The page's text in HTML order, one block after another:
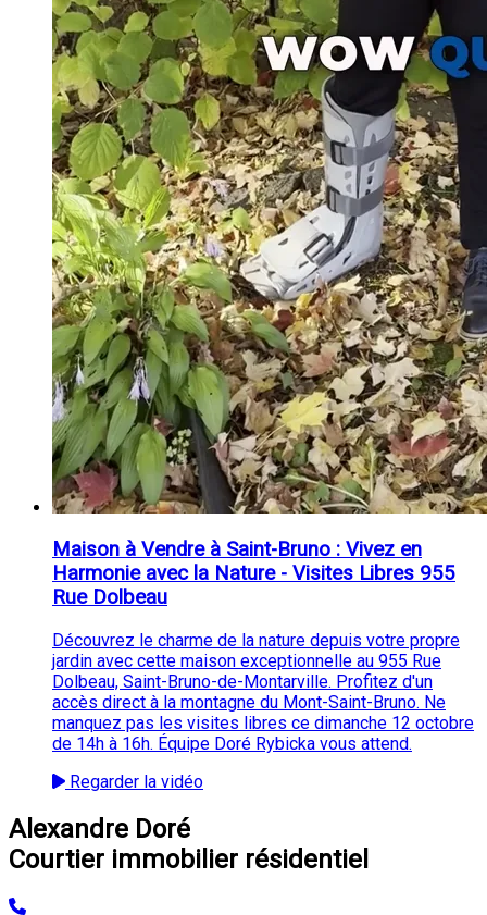
Maison à Vendre à Saint-Bruno : Vivez en
Harmonie avec la Nature - Visites Libres 955
Rue Dolbeau
Découvrez le charme de la nature depuis votre propre
jardin avec cette maison exceptionnelle au 955 Rue
Dolbeau, Saint-Bruno-de-Montarville. Profitez d'un
accès direct à la montagne du Mont-Saint-Bruno. Ne
manquez pas les visites libres ce dimanche 12 octobre
de 14h à 16h. Équipe Doré Rybicka vous attend.
Regarder la vidéo
Alexandre Doré
Courtier immobilier résidentiel